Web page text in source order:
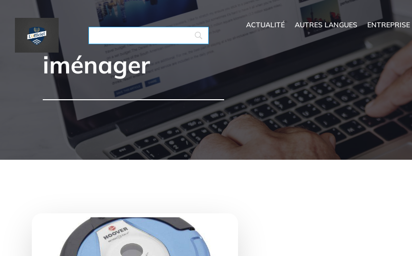
ACTUALITÉ AUTRES LANGUES ENTREPRISE
iménager